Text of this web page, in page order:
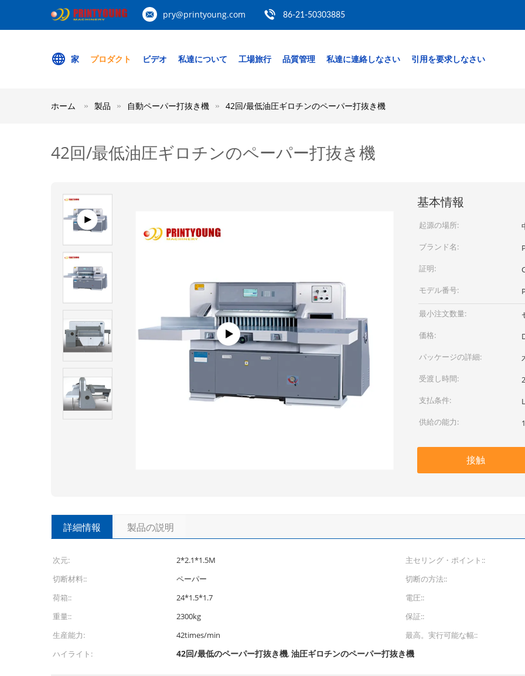
pry@printyoung.com 86-21-50303885
家 プロダクト ビデオ 私達について 工場旅行 品質管理 私達に連絡しなさい 引用を要求しなさい
ホーム 製品 自動ペーパー打抜き機 42回/最低油圧ギロチンのペーパー打抜き機
42回/最低油圧ギロチンのペーパー打抜き機
基本情報
起源の場所:
ブランド名:
証明:
モデル番号:
最小注文数量:
価格:
パッケージの詳細:
受渡し時間:
支払条件:
供給の能力:
接触
詳細情報 製品の説明
次元: 2*2.1*1.5M
主セリング・ポイント::
切断材料::
ペーパー
切断の方法::
荷箱::
24*1.5*1.7
電圧::
重量::
2300kg
保証::
生産能力:
42times/min
最高。実行可能な幅::
ハイライト:
42回/最低のペーパー打抜き機,油圧ギロチンのペーパー打抜き機